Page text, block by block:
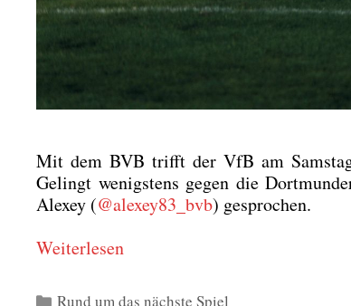
Mit dem BVB trifft der VfB am
Gelingt wenigs­tens gegen die
Ale­xey (@alexey83_bvb) gespro­chen.
Wei­ter­le­sen
Kategorien
Rund um das nächste Spiel